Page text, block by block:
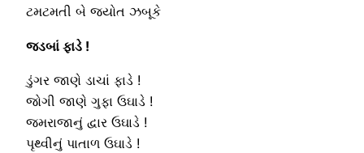
ટમટમતી બે જ્યોત ઝબૂકે
જડબાં ફાડે !
ડુંગર જાણે ડાચાં ફાડે !
જોગી જાણે ગુફા ઉઘાડે !
જમરાજાનું દ્વાર ઉઘાડે !
પૃથ્વીનું પાતાળ ઉઘાડે !